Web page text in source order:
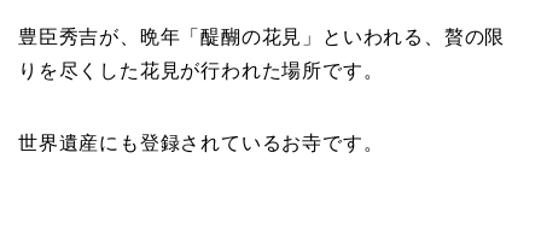
豊臣秀吉が、晩年「醍醐の花見」といわれる、贅の限
りを尽くした花見が行われた場所です。
世界遺産にも登録されているお寺です。